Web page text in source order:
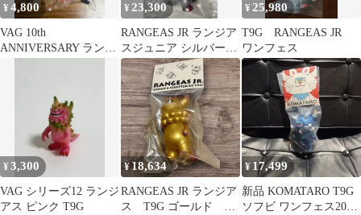
¥4,800
VAG 10th
ANNIVERSARY ランジ
¥ 23,300
RANGEAS JR ランジア
スジュニア シルバー
T9G ワンフェス2026夏
¥ 25,980
T9G RANGEAS JR
ワンフェス
¥3,300
VAG シリーズ12 ランジ
アス ピンク T9G
¥18,634
RANGEAS JR ランジア
ス T9G ゴールド ワ
¥ 17,499
新品 KOMATARO T9G
ソフビ ワンフェス2026